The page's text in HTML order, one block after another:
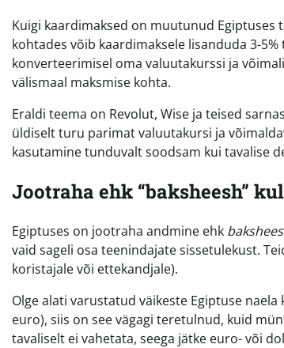
Kuigi kaardimaksed on muutunud Egiptuses
kohtades võib kaardimaksele lisanduda 3-
konverteerimisel oma valuutakurssi ja
välismaal maksmise kohta.
Eraldi teema on Revolut, Wise ja teised
üldiselt turu parimat valuutakursi ja
kasutamine tunduvalt soodsam kui tavalise
Jootraha ehk “baksheesh”
Egiptuses on jootraha andmine ehk
vaid sageli osa teenindajate sissetulekust.
koristajale või ettekandjale).
Olge alati varustatud väikeste Egiptuse
euro), siis on see vägagi teretulnud, kuid
tavaliselt ei vahetata, seega jätke euro- või